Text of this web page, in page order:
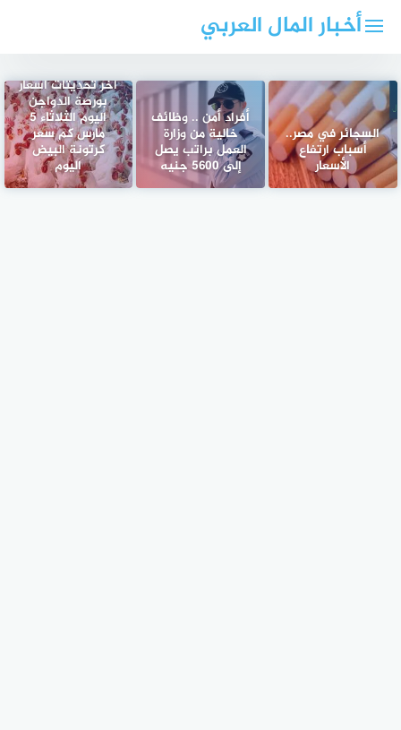
أخبار المال العربي
السجائر في مصر..
أسباب ارتفاع
الأسعار
أفراد أمن .. وظائف
خالية من وزارة
العمل براتب يصل
إلى 5600 جنيه
آخر تحديثات أسعار
بورصة الدواجن
اليوم الثلاثاء 5
مارس كم سعر
كرتونة البيض
اليوم